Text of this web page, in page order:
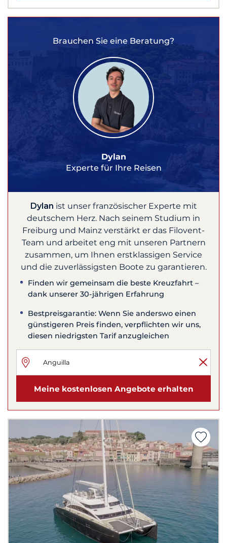
Brauchen Sie eine Beratung?
Dylan
Experte für Ihre Reisen
Dylan ist unser französischer Experte mit
deutschem Herz. Nach seinem Studium in
Freiburg und Mainz verstärkt er das Filovent-
Team und arbeitet eng mit unseren Partnern
zusammen, um Ihnen erstklassigen Service
und die zuverlässigsten Boote zu garantieren.
Finden wir gemeinsam die beste Kreuzfahrt –
dank unserer 30-jährigen Erfahrung
Bestpreisgarantie: Wenn Sie anderswo einen
günstigeren Preis finden, verpflichten wir uns,
diesen niedrigsten Tarif anzugleichen
Meine kostenlosen Angebote erhalten